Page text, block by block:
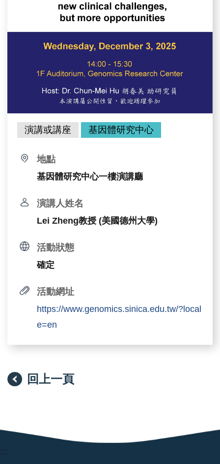
演講或講座 基因體研究中心
地點
基因體研究中心一樓演講廳
演講人姓名
Lei Zheng教授 (美國德州大學)
活動狀態
確定
活動網址
https://www.genomics.sinica.edu.tw/?local
e=en
回上一頁
:::